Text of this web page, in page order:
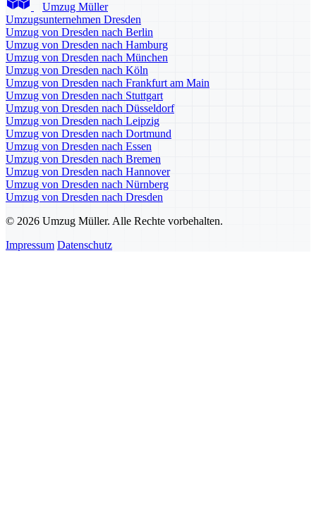
Umzug Müller
Umzugsunternehmen Dresden
Umzug von Dresden nach Berlin
Umzug von Dresden nach Hamburg
Umzug von Dresden nach München
Umzug von Dresden nach Köln
Umzug von Dresden nach Frankfurt am Main
Umzug von Dresden nach Stuttgart
Umzug von Dresden nach Düsseldorf
Umzug von Dresden nach Leipzig
Umzug von Dresden nach Dortmund
Umzug von Dresden nach Essen
Umzug von Dresden nach Bremen
Umzug von Dresden nach Hannover
Umzug von Dresden nach Nürnberg
Umzug von Dresden nach Dresden
© 2026 Umzug Müller. Alle Rechte vorbehalten.
Impressum Datenschutz